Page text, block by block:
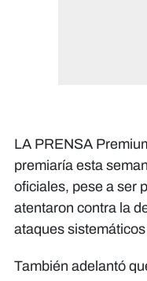
LA PRENSA
premiaría esta
oficiales, pese a ser
atentaron contra la
ataques
También adelantó